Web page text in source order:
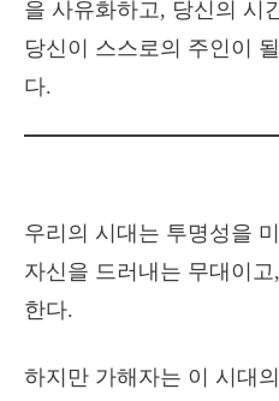
을 사유화하고, 당신의 시
당신이 스스로의 주인이
다.
우리의 시대는 투명성을
자신을 드러내는 무대이
한다.
하지만 가해자는 이 시대